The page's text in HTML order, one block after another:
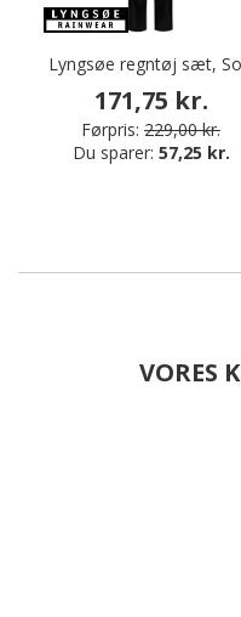
Lyngsøe regntøj sæt,
171,75 kr.
Førpris: 229,00 kr.
Du sparer: 57,25 kr.
VORES